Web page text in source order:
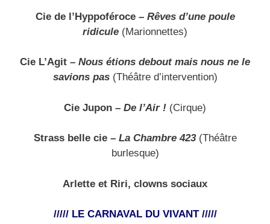
Cie de l’Hyppoféroce – Rêves d’une poule
ridicule (Marionnettes)
Cie L’Agit – Nous étions debout mais nous ne le
savions pas (Théâtre d’intervention)
Cie Jupon – De l’Air ! (Cirque)
Strass belle cie – La Chambre 423 (Théâtre
burlesque)
Arlette et Riri, clowns sociaux
///// LE CARNAVAL DU VIVANT /////